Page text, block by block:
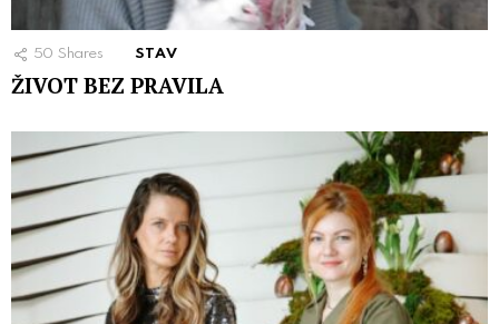
50 Shares STAV
ŽIVOT BEZ PRAVILA